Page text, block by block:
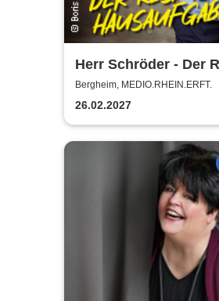
Herr Schröder - Der
Hausaufgabe
Bergheim, MEDIO.RHEIN.ERFT.
26.02.2027